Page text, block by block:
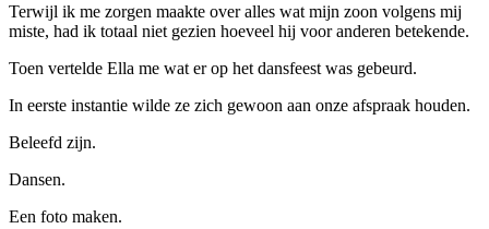
Terwijl ik me zorgen maakte over alles wat mijn zoon volgens mij
miste, had ik totaal niet gezien hoeveel hij voor anderen betekende.
Toen vertelde Ella me wat er op het dansfeest was gebeurd.
In eerste instantie wilde ze zich gewoon aan onze afspraak houden.
Beleefd zijn.
Dansen.
Een foto maken.